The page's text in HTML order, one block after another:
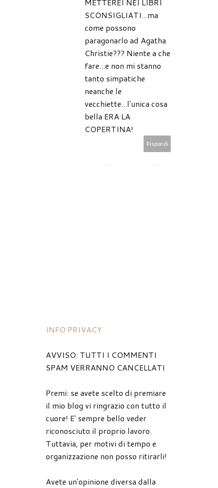
METTEREI NEI LIBRI
SCONSIGLIATI...ma
come possono
paragonarlo ad Agatha
Christie??? Niente a che
fare...e non mi stanno
tanto simpatiche
neanche le
vecchiette...l'unica cosa
bella ERA LA
COPERTINA!
Rispondi
INFO PRIVACY
AVVISO: TUTTI I COMMENTI
SPAM VERRANNO CANCELLATI
Premi: se avete scelto di premiare
il mio blog vi ringrazio con tutto il
cuore! E' sempre bello veder
riconosciuto il proprio lavoro.
Tuttavia, per motivi di tempo e
organizzazione non posso ritirarli!
Avete un'opinione diversa dalla